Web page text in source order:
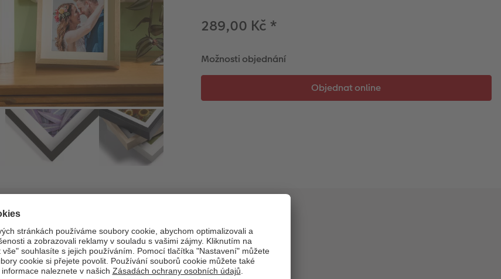
289,00 Kč *
Možnosti objednání
Informace o produktu